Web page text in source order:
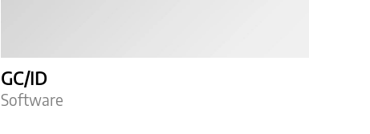
GC/ID
Software